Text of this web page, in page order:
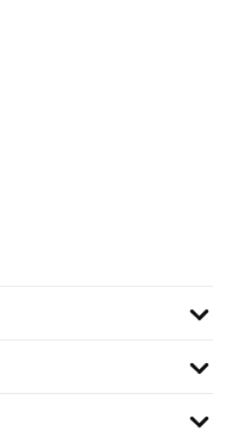
Looks tidy, quiet running
plus milk and snacks
the guest one as I put juice
29/05/2025
tidy, quiet running